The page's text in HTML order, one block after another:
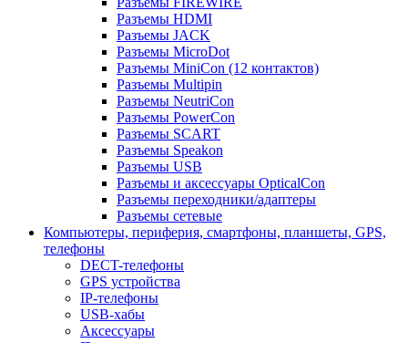
Разъемы HDMI
Разъемы JACK
Разъемы MicroDot
Разъемы MiniCon (12 контактов)
Разъемы Multipin
Разъемы NeutriCon
Разъемы PowerCon
Разъемы SCART
Разъемы Speakon
Разъемы USB
Разъемы и аксессуары OpticalCon
Разъемы переходники/адаптеры
Разъемы сетевые
Компьютеры, периферия, смартфоны, планшеты, GPS,
телефоны
DECT-телефоны
GPS устройства
IP-телефоны
USB-хабы
Аксессуары